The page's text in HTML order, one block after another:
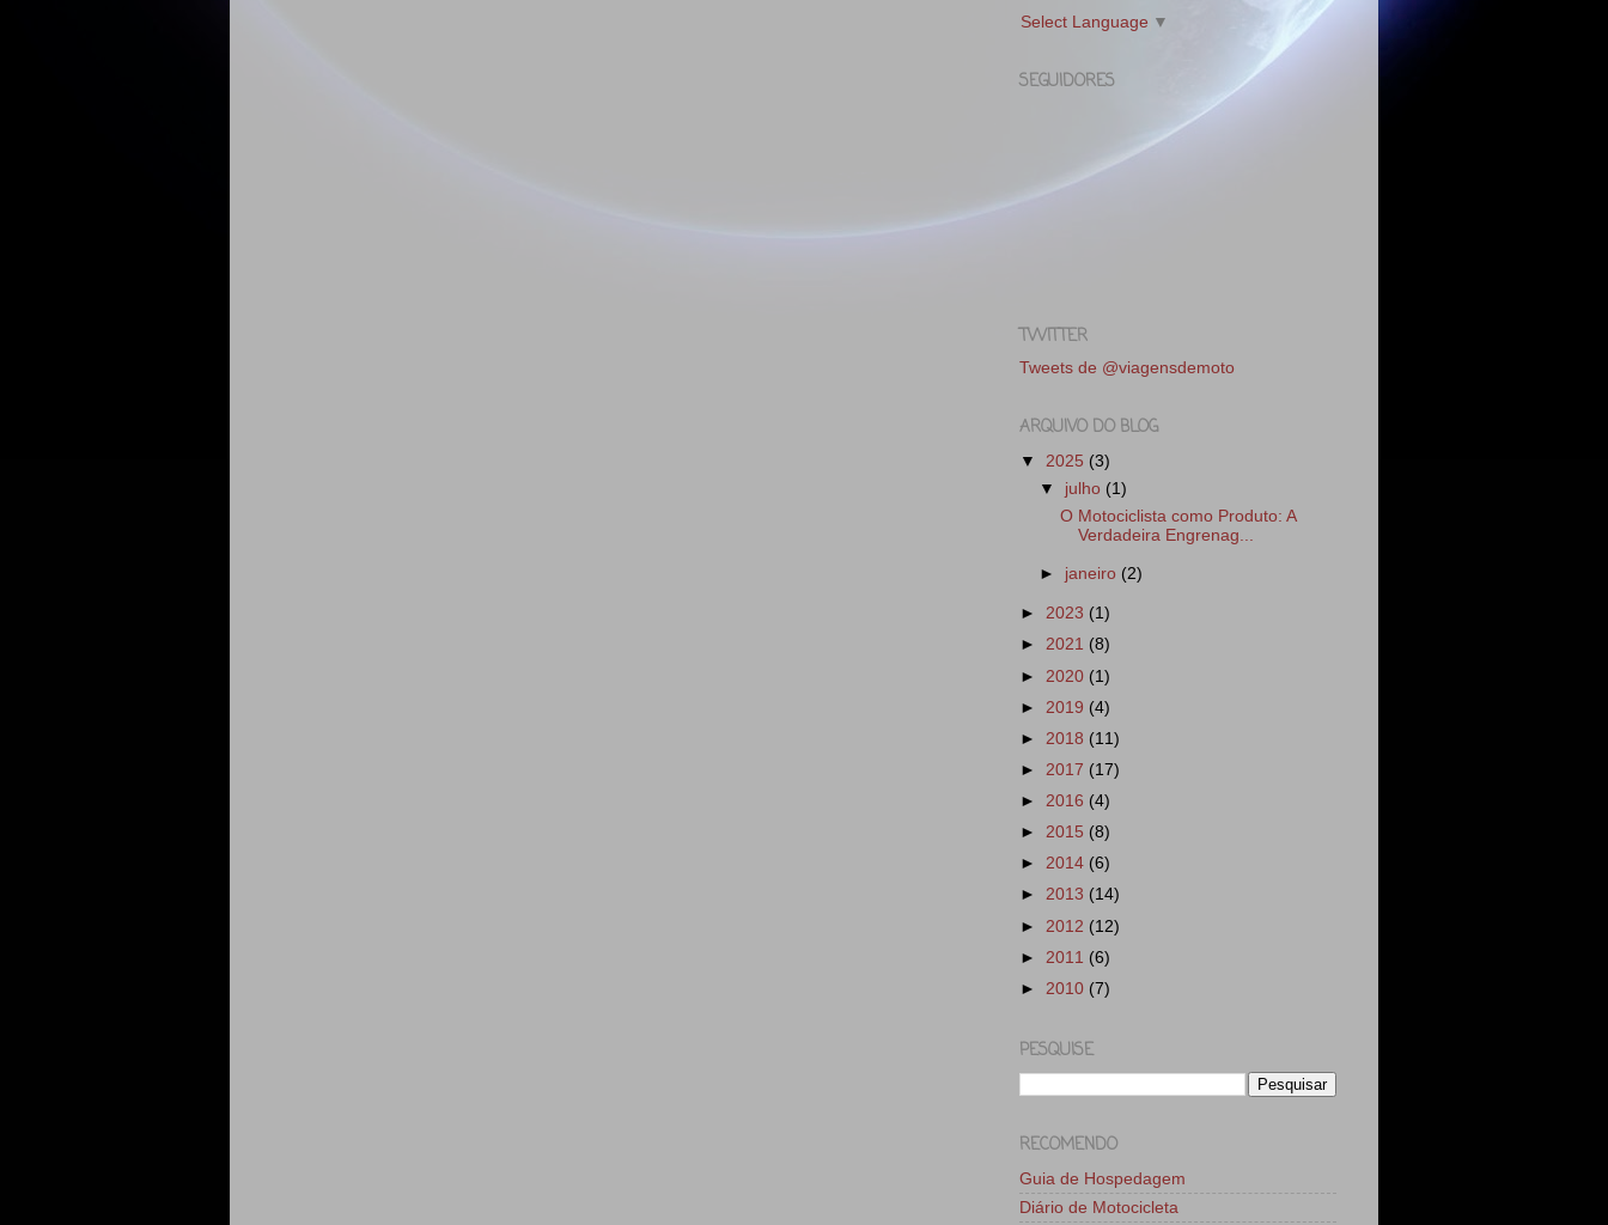
Select Language ▼
SEGUIDORES
TWITTER
Tweets de @viagensdemoto
ARQUIVO DO BLOG
▼ 2025 (3)
▼ julho (1)
O Motociclista como Produto: A
Verdadeira Engrenag...
► janeiro (2)
► 2023 (1)
► 2021 (8)
► 2020 (1)
► 2019 (4)
► 2018 (11)
► 2017 (17)
► 2016 (4)
► 2015 (8)
► 2014 (6)
► 2013 (14)
► 2012 (12)
► 2011 (6)
► 2010 (7)
PESQUISE
RECOMENDO
Guia de Hospedagem
Diário de Motocicleta